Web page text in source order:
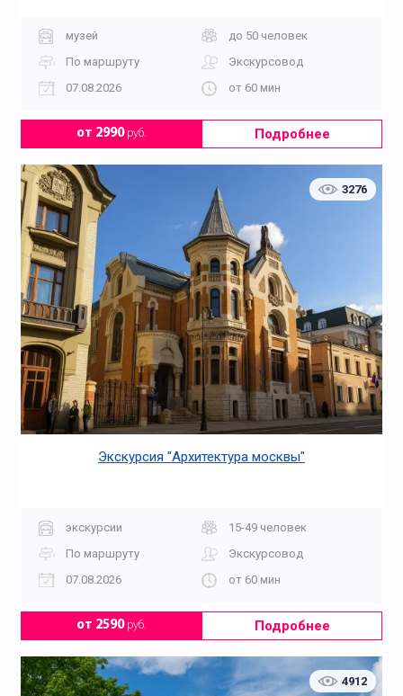
музей
до 50 человек
По маршруту
Экскурсовод
07.08.2026
от 60 мин
от 2990руб. Подробнее
3276
Экскурсия "Архитектура москвы"
экскурсии
15-49 человек
По маршруту
Экскурсовод
07.08.2026
от 60 мин
от 2590руб. Подробнее
4912